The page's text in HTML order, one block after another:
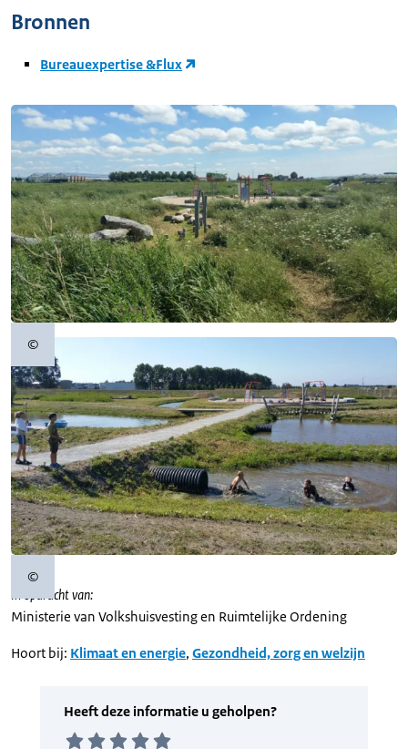
Bronnen
Bureauexpertise &Flux
©Copyrightinformatie
©Copyrightinformatie
In opdracht van:
Ministerie van Volkshuisvesting en Ruimtelijke Ordening
Hoort bij: Klimaat en energie, Gezondheid, zorg en welzijn